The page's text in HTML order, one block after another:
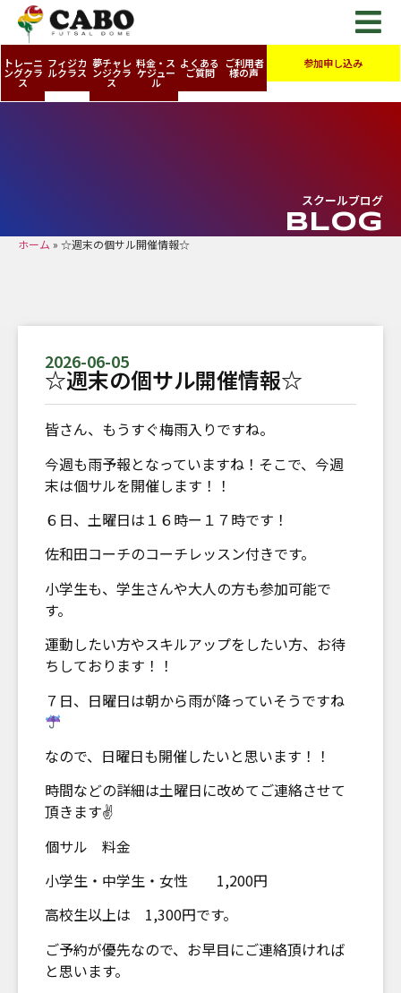
トレーニ
ングクラ
ス
フィジカ
ルクラス
夢チャレ
ンジクラ
ス
料金・ス
ケジュー
ル
よくある
ご質問
ご利用者
様の声
参加申し込み
スクールブログ
BLOG
ホーム » ☆週末の個サル開催情報☆
2026-06-05
☆週末の個サル開催情報☆
皆さん、もうすぐ梅雨入りですね。
今週も雨予報となっていますね！そこで、今週
末は個サルを開催します！！
６日、土曜日は１６時ー１７時です！
佐和田コーチのコーチレッスン付きです。
小学生も、学生さんや大人の方も参加可能で
す。
運動したい方やスキルアップをしたい方、お待
ちしております！！
７日、日曜日は朝から雨が降っていそうですね
なので、日曜日も開催したいと思います！！
時間などの詳細は土曜日に改めてご連絡させて
頂きます✌
個サル 料金
小学生・中学生・女性 1,200円
高校生以上は 1,300円です。
ご予約が優先なので、お早目にご連絡頂ければ
と思います。